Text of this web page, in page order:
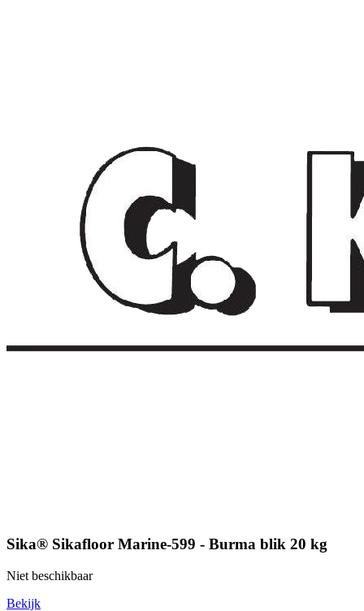
Sika® Sikafloor Marine-599 - Burma blik 20 kg
Niet beschikbaar
Bekijk